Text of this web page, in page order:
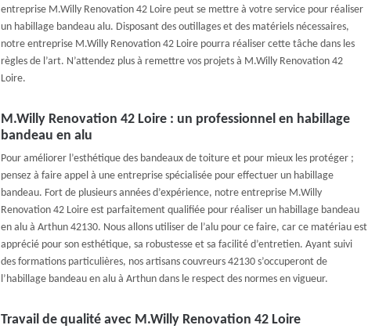
entreprise M.Willy Renovation 42 Loire peut se mettre à votre service pour réaliser
un habillage bandeau alu. Disposant des outillages et des matériels nécessaires,
notre entreprise M.Willy Renovation 42 Loire pourra réaliser cette tâche dans les
règles de l’art. N’attendez plus à remettre vos projets à M.Willy Renovation 42
Loire.
M.Willy Renovation 42 Loire : un professionnel en habillage
bandeau en alu
Pour améliorer l’esthétique des bandeaux de toiture et pour mieux les protéger ;
pensez à faire appel à une entreprise spécialisée pour effectuer un habillage
bandeau. Fort de plusieurs années d’expérience, notre entreprise M.Willy
Renovation 42 Loire est parfaitement qualifiée pour réaliser un habillage bandeau
en alu à Arthun 42130. Nous allons utiliser de l’alu pour ce faire, car ce matériau est
apprécié pour son esthétique, sa robustesse et sa facilité d’entretien. Ayant suivi
des formations particulières, nos artisans couvreurs 42130 s’occuperont de
l’habillage bandeau en alu à Arthun dans le respect des normes en vigueur.
Travail de qualité avec M.Willy Renovation 42 Loire